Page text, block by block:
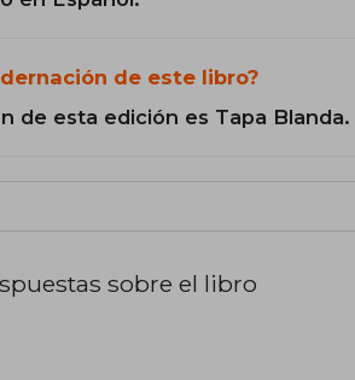
de este libro?
de esta edición es Tapa Blanda.
sobre el libro